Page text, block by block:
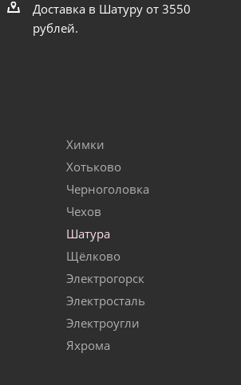
Доставка в Шатуру от 3550
рублей.
Химки
Хотьково
Черноголовка
Чехов
Шатура
Щёлково
Электрогорск
Электросталь
Электроугли
Яхрома